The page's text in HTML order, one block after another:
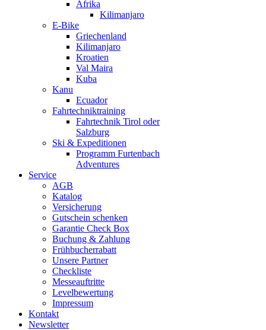
Afrika
Kilimanjaro
E-Bike
Griechenland
Kilimanjaro
Kroatien
Val Maira
Kuba
Kanu
Ecuador
Fahrtechniktraining
Fahrtechnik Tirol oder
Salzburg
Ski & Expeditionen
Programm Furtenbach
Adventures
Service
AGB
Katalog
Versicherung
Gutschein schenken
Garantie Check Box
Buchung & Zahlung
Frühbucherrabatt
Unsere Partner
Checkliste
Messeauftritte
Levelbewertung
Impressum
Kontakt
Newsletter